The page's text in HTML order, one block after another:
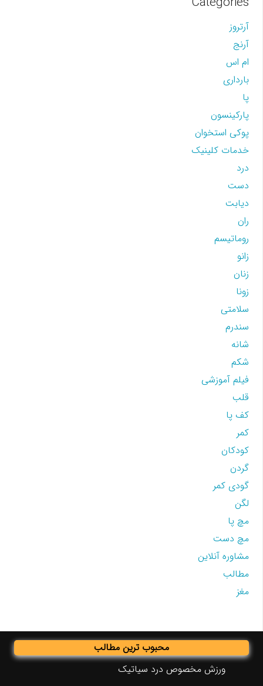
آرتروز
آرنج
ام اس
بارداری
پا
پارکینسون
پوکی استخوان
خدمات کلینیک
درد
دست
دیابت
ران
روماتیسم
زانو
زنان
زونا
سلامتی
سندرم
شانه
شکم
فیلم آموزشی
قلب
کف پا
کمر
کودکان
گردن
گودی کمر
لگن
مچ پا
مچ دست
مشاوره آنلاین
مطالب
مغز
محبوب ترین مطالب
ورزش مخصوص درد سیاتیک